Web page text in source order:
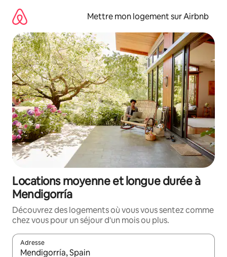
directement
contenu
Mettre mon logement sur Airbnb
Locations moyenne et longue durée à
Mendigorría
Découvrez des logements où vous vous sentez comme
chez vous pour un séjour d'un mois ou plus.
Adresse
Lorsque les résultats s'affichent, utilisez les flèches vers le